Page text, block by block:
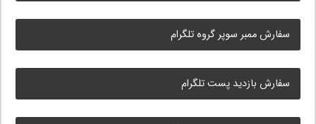
سفارش ممبر سوپر گروه تلگرام
سفارش بازدید پست تلگرام